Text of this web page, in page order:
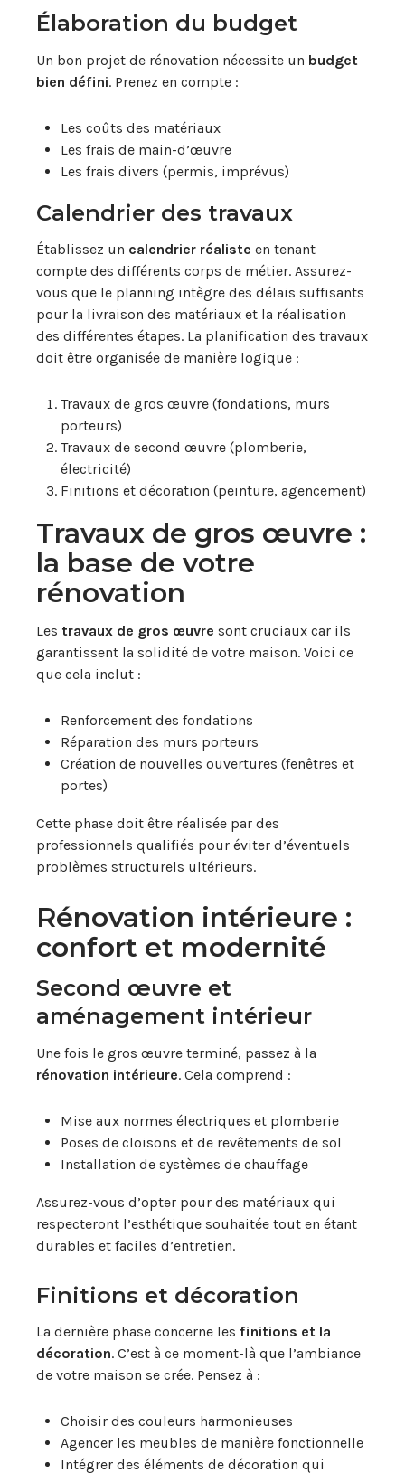
Élaboration du budget
Un bon projet de rénovation nécessite un budget
bien défini. Prenez en compte :
Les coûts des matériaux
Les frais de main-d’œuvre
Les frais divers (permis, imprévus)
Calendrier des travaux
Établissez un calendrier réaliste en tenant
compte des différents corps de métier. Assurez-
vous que le planning intègre des délais suffisants
pour la livraison des matériaux et la réalisation
des différentes étapes. La planification des travaux
doit être organisée de manière logique :
Travaux de gros œuvre (fondations, murs
porteurs)
Travaux de second œuvre (plomberie,
électricité)
Finitions et décoration (peinture, agencement)
Travaux de gros œuvre :
la base de votre
rénovation
Les travaux de gros œuvre sont cruciaux car ils
garantissent la solidité de votre maison. Voici ce
que cela inclut :
Renforcement des fondations
Réparation des murs porteurs
Création de nouvelles ouvertures (fenêtres et
portes)
Cette phase doit être réalisée par des
professionnels qualifiés pour éviter d’éventuels
problèmes structurels ultérieurs.
Rénovation intérieure :
confort et modernité
Second œuvre et
aménagement intérieur
Une fois le gros œuvre terminé, passez à la
rénovation intérieure. Cela comprend :
Mise aux normes électriques et plomberie
Poses de cloisons et de revêtements de sol
Installation de systèmes de chauffage
Assurez-vous d’opter pour des matériaux qui
respecteront l’esthétique souhaitée tout en étant
durables et faciles d’entretien.
Finitions et décoration
La dernière phase concerne les finitions et la
décoration. C’est à ce moment-là que l’ambiance
de votre maison se crée. Pensez à :
Choisir des couleurs harmonieuses
Agencer les meubles de manière fonctionnelle
Intégrer des éléments de décoration qui